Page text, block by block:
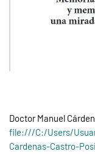
Doctor Manuel
file:///C:/Users/
Cardenas-Castro-